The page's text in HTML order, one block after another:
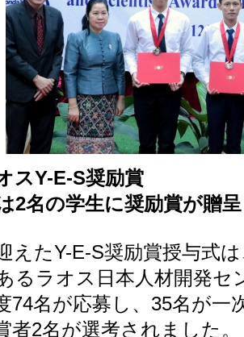
スY-E-S奨励賞
2名の学生に奨励賞が贈
えたY-E-S奨励賞授与式
るラオス日本人材開発セ
74名が応募し、35名が一
者2名が選考されました。